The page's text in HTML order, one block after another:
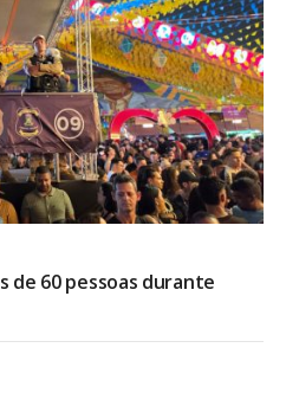
de 60 pessoas durante